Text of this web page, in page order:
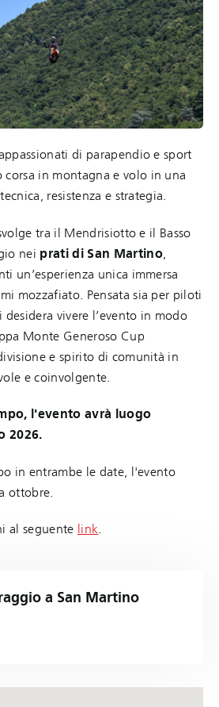
di parapendio e sport
in montagna e volo in una
resistenza e strategia.
tra il Mendrisiotto e il Basso
nei prati di San Martino,
un’esperienza unica immersa
mozzafiato. Pensata sia per piloti
vivere l’evento in modo
Monte Generoso Cup
e spirito di comunità in
e coinvolgente.
l'evento avrà luogo
2026.
in entrambe le date, l'evento
ottobre.
al seguente link.
a San Martino